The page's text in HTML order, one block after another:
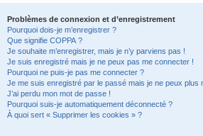
Problèmes de connexion et d’enregistrement
Pourquoi dois-je m’enregistrer ?
Que signifie COPPA ?
Je souhaite m’enregistrer, mais je n’y parviens pas !
Je suis enregistré mais je ne peux pas me connecter !
Pourquoi ne puis-je pas me connecter ?
Je me suis enregistré par le passé mais je ne peux plus
J’ai perdu mon mot de passe !
Pourquoi suis-je automatiquement déconnecté ?
À quoi sert « Supprimer les cookies » ?